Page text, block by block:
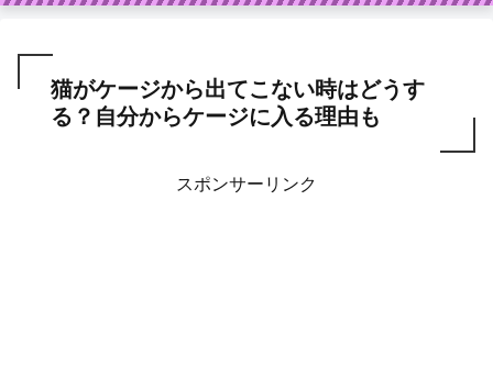
猫がケージから出てこない時はどうす
る？自分からケージに入る理由も
スポンサーリンク